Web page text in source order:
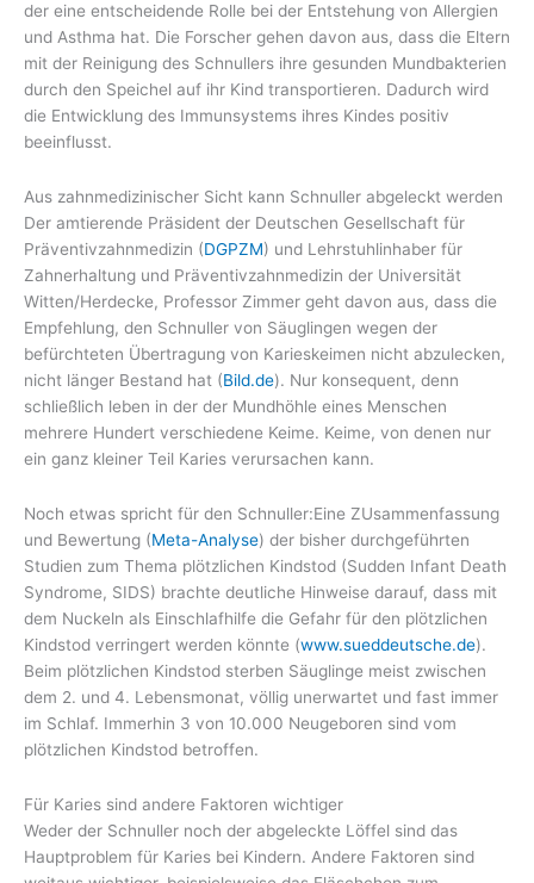
der eine entscheidende Rolle bei der Entstehung von Allergien
und Asthma hat. Die Forscher gehen davon aus, dass die Eltern
mit der Reinigung des Schnullers ihre gesunden Mundbakterien
durch den Speichel auf ihr Kind transportieren. Dadurch wird
die Entwicklung des Immunsystems ihres Kindes positiv
beeinflusst.
Aus zahnmedizinischer Sicht kann Schnuller abgeleckt werden
Der amtierende Präsident der Deutschen Gesellschaft für
Präventivzahnmedizin (DGPZM) und Lehrstuhlinhaber für
Zahnerhaltung und Präventivzahnmedizin der Universität
Witten/Herdecke, Professor Zimmer geht davon aus, dass die
Empfehlung, den Schnuller von Säuglingen wegen der
befürchteten Übertragung von Karieskeimen nicht abzulecken,
nicht länger Bestand hat (Bild.de). Nur konsequent, denn
schließlich leben in der der Mundhöhle eines Menschen
mehrere Hundert verschiedene Keime. Keime, von denen nur
ein ganz kleiner Teil Karies verursachen kann.
Noch etwas spricht für den Schnuller:Eine ZUsammenfassung
und Bewertung (Meta-Analyse) der bisher durchgeführten
Studien zum Thema plötzlichen Kindstod (Sudden Infant Death
Syndrome, SIDS) brachte deutliche Hinweise darauf, dass mit
dem Nuckeln als Einschlafhilfe die Gefahr für den plötzlichen
Kindstod verringert werden könnte (www.sueddeutsche.de).
Beim plötzlichen Kindstod sterben Säuglinge meist zwischen
dem 2. und 4. Lebensmonat, völlig unerwartet und fast immer
im Schlaf. Immerhin 3 von 10.000 Neugeboren sind vom
plötzlichen Kindstod betroffen.
Für Karies sind andere Faktoren wichtiger
Weder der Schnuller noch der abgeleckte Löffel sind das
Hauptproblem für Karies bei Kindern. Andere Faktoren sind